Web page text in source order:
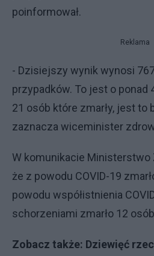
poinformował.
Reklama
- Dzisiejszy wynik wynosi
przypadków. To jest o ponad
21 osób które zmarły, jest to
zaznacza wiceminister
W komunikacie Ministerstwo
że z powodu COVID-19
powodu współistnienia
schorzeniami zmarło 12
Zobacz także: Dziewięć